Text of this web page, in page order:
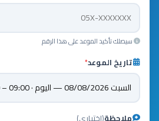
سيصلك تأكيد الموعد على هذا الرقم
تاريخ الموعد*
ملاحظة(اختياري)